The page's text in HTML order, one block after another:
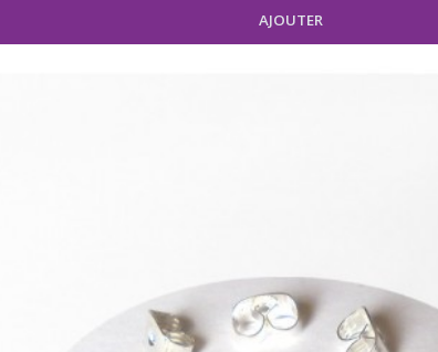
AJOUTER